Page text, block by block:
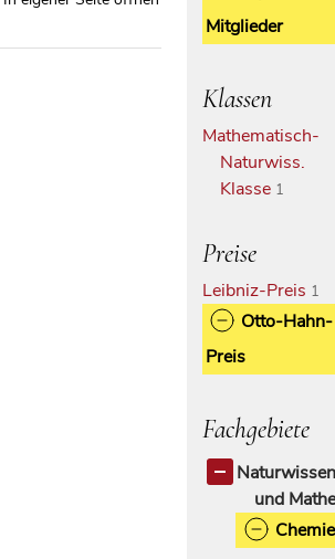
Mitglieder
Klassen
Mathematisch-
Naturwiss.
Klasse 1
Preise
Leibniz-Preis 1
Otto-Hahn-
Preis
Fachgebiete
und
Chemie